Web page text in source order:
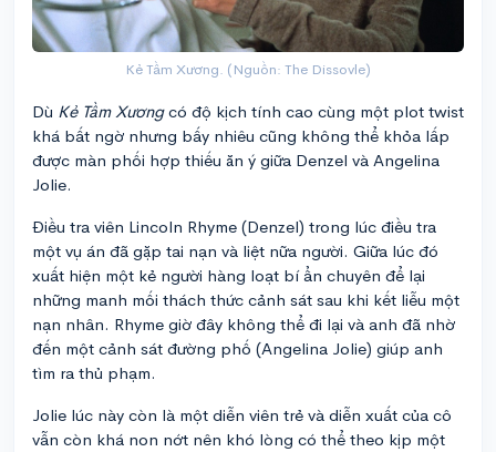
Kẻ Tầm Xương. (Nguồn: The Dissovle)
Dù Kẻ Tầm Xươngcó độ kịch tính cao cùng một plot twist
khá bất ngờ nhưng bấy nhiêu cũng không thể khỏa lấp
được màn phối hợp thiếu ăn ý giữa Denzel và Angelina
Jolie.
Điều tra viên Lincoln Rhyme (Denzel) trong lúc điều tra
một vụ án đã gặp tai nạn và liệt nữa người. Giữa lúc đó
xuất hiện một kẻ người hàng loạt bí ẩn chuyên để lại
những manh mối thách thức cảnh sát sau khi kết liễu một
nạn nhân. Rhyme giờ đây không thể đi lại và anh đã nhờ
đến một cảnh sát đường phố (Angelina Jolie) giúp anh
tìm ra thủ phạm.
Jolie lúc này còn là một diễn viên trẻ và diễn xuất của cô
vẫn còn khá non nớt nên khó lòng có thể theo kịp một